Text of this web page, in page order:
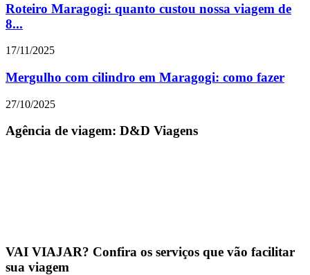
Roteiro Maragogi: quanto custou nossa viagem de
8...
17/11/2025
Mergulho com cilindro em Maragogi: como fazer
27/10/2025
Agência de viagem: D&D Viagens
VAI VIAJAR? Confira os serviços que vão facilitar
sua viagem